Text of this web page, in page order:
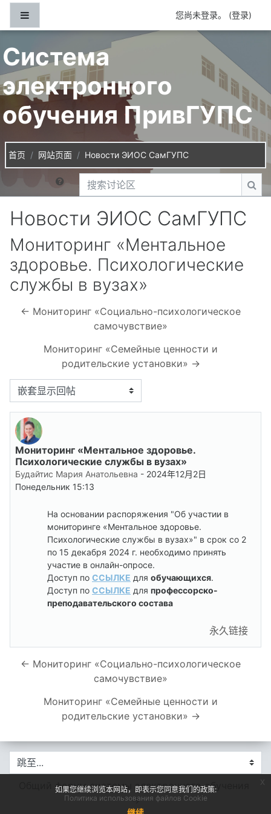
跳到主要内容
您尚未登录。 (登录)
Система
электронного
обучения ПривГУПС
首页 网站页面 Новости ЭИОС СамГУПС
搜索讨论区
搜
Новости ЭИОС СамГУПС
Мониторинг «Ментальное
здоровье. Психологические
службы в вузах»
← Мониторинг «Социально-психологическое
самочувствие»
Мониторинг «Семейные ценности и
родительские установки» →
显示模式
Мониторинг «Ментальное здоровье.
Психологические службы в вузах»
Будайтис Мария Анатольевна - 2024年12月2日
Понедельник 15:13
回帖数：0
На основании распоряжения "Об участии в
мониторинге «Ментальное здоровье.
Психологические службы в вузах»" в срок со 2
по 15 декабря 2024 г. необходимо принять
участие в онлайн-опросе.
Доступ по ССЫЛКЕ для обучающихся.
Доступ по ССЫЛКЕ для профессорско-
преподавательского состава
永久链接
← Мониторинг «Социально-психологическое
самочувствие»
Мониторинг «Семейные ценности и
родительские установки» →
跳至...
Общий форум системы электронного обучения
→
如果您继续浏览本网站，即表示您同意我们的政策:
Политика использования файлов Cookie